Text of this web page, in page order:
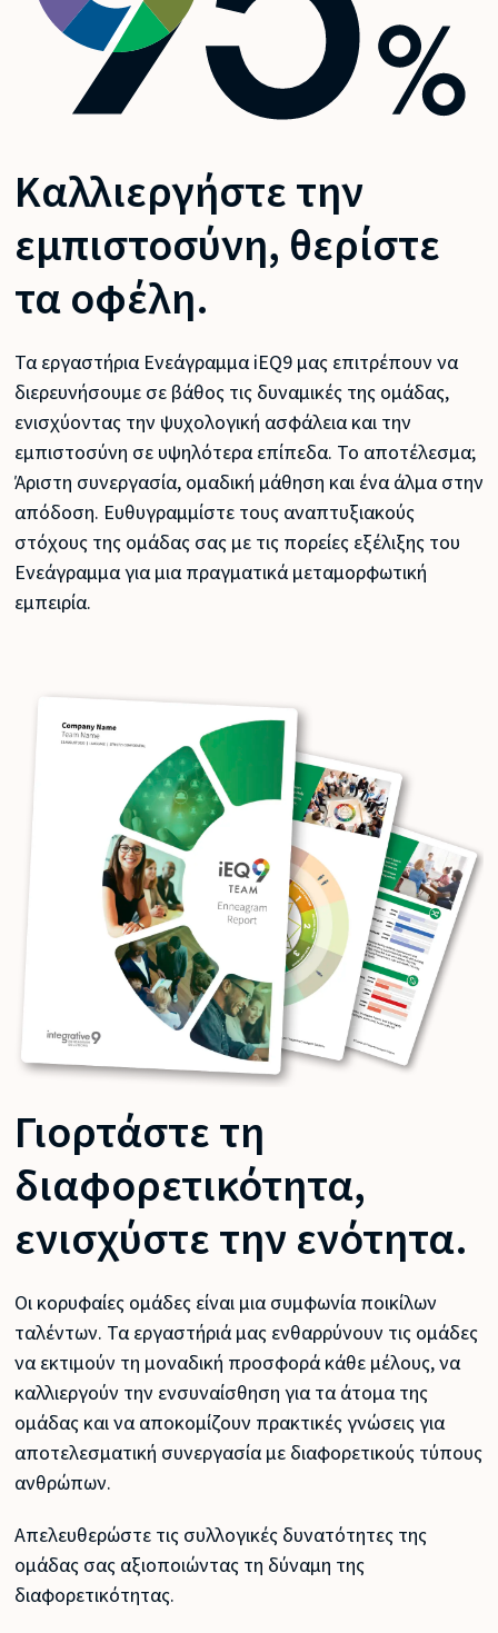
Καλλιεργήστε την
εμπιστοσύνη, θερίστε
τα οφέλη.
Τα εργαστήρια Ενεάγραμμα iEQ9 μας επιτρέπουν να
διερευνήσουμε σε βάθος τις δυναμικές της ομάδας,
ενισχύοντας την ψυχολογική ασφάλεια και την
εμπιστοσύνη σε υψηλότερα επίπεδα. Το αποτέλεσμα;
Άριστη συνεργασία, ομαδική μάθηση και ένα άλμα στην
απόδοση. Ευθυγραμμίστε τους αναπτυξιακούς
στόχους της ομάδας σας με τις πορείες εξέλιξης του
Ενεάγραμμα για μια πραγματικά μεταμορφωτική
εμπειρία.
Γιορτάστε τη
διαφορετικότητα,
ενισχύστε την ενότητα.
Οι κορυφαίες ομάδες είναι μια συμφωνία ποικίλων
ταλέντων. Τα εργαστήριά μας ενθαρρύνουν τις ομάδες
να εκτιμούν τη μοναδική προσφορά κάθε μέλους, να
καλλιεργούν την ενσυναίσθηση για τα άτομα της
ομάδας και να αποκομίζουν πρακτικές γνώσεις για
αποτελεσματική συνεργασία με διαφορετικούς τύπους
ανθρώπων.
Απελευθερώστε τις συλλογικές δυνατότητες της
ομάδας σας αξιοποιώντας τη δύναμη της
διαφορετικότητας.